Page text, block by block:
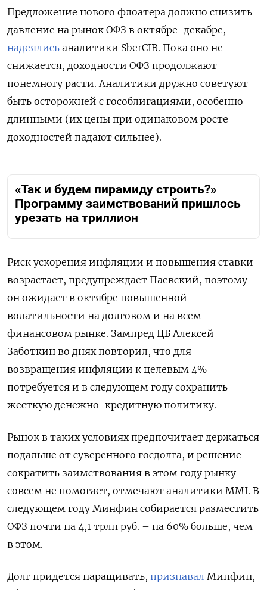
Предложение нового флоатера должно снизить
давление на рынок ОФЗ в октябре-декабре,
надеялись аналитики SberCIB. Пока оно не
снижается, доходности ОФЗ продолжают
понемногу расти. Аналитики дружно советуют
быть осторожней с гособлигациями, особенно
длинными (их цены при одинаковом росте
доходностей падают сильнее).
«Так и будем пирамиду строить?»
Программу заимствований пришлось
урезать на триллион
Риск ускорения инфляции и повышения ставки
возрастает, предупреждает Паевский, поэтому
он ожидает в октябре повышенной
волатильности на долговом и на всем
финансовом рынке. Зампред ЦБ Алексей
Заботкин во днях повторил, что для
возвращения инфляции к целевым 4%
потребуется и в следующем году сохранить
жесткую денежно-кредитную политику.
Рынок в таких условиях предпочитает держаться
подальше от суверенного госдолга, и решение
сократить заимствования в этом году рынку
совсем не помогает, отмечают аналитики MMI. В
следующем году Минфин собирается разместить
ОФЗ почти на 4,1 трлн руб. – на 60% больше, чем
в этом.
Долг придется наращивать, признавал Минфин,